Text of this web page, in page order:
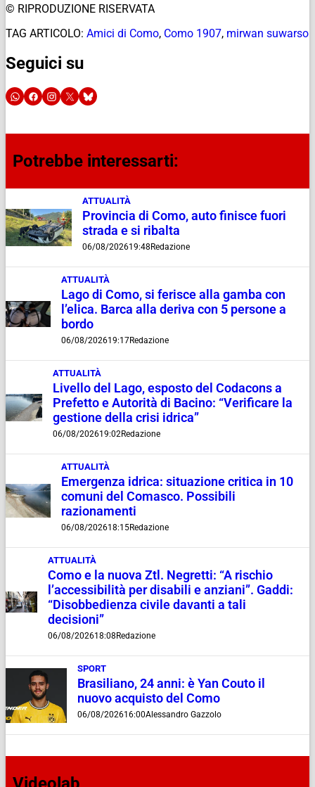
© RIPRODUZIONE RISERVATA
TAG ARTICOLO: Amici di Como, Como 1907, mirwan suwarso
Seguici su
Potrebbe interessarti:
ATTUALITÀ
Provincia di Como, auto finisce fuori
strada e si ribalta
06/08/202619:48 Redazione
ATTUALITÀ
Lago di Como, si ferisce alla gamba con
l’elica. Barca alla deriva con 5 persone a
bordo
06/08/202619:17Redazione
ATTUALITÀ
Livello del Lago, esposto del Codacons a
Prefetto e Autorità di Bacino: “Verificare la
gestione della crisi idrica”
06/08/202619:02Redazione
ATTUALITÀ
Emergenza idrica: situazione critica in 10
comuni del Comasco. Possibili
razionamenti
06/08/202618:15Redazione
ATTUALITÀ
Como e la nuova Ztl. Negretti: “A rischio
l’accessibilità per disabili e anziani”. Gaddi:
“Disobbedienza civile davanti a tali
decisioni”
06/08/202618:08 Redazione
SPORT
Brasiliano, 24 anni: è Yan Couto il
nuovo acquisto del Como
06/08/202616:00Alessandro Gazzolo